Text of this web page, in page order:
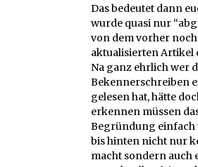
Das bedeutet dann
wurde quasi nur
von dem vorher
aktualisierten Artikel
Na ganz ehrlich wer
Bekennerschreiben
gelesen hat, hätte
erkennen müssen
Begründung einfach
bis hinten nicht nur
macht sondern auch